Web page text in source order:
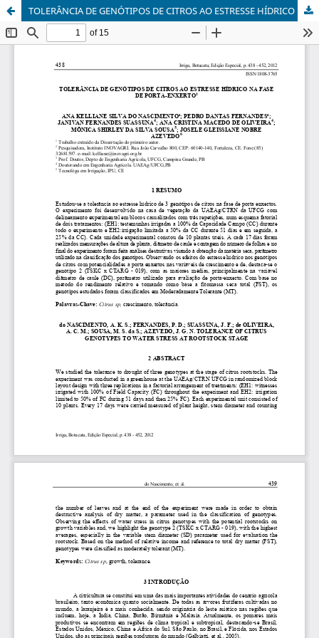
TOLERÂNCIA DE GENÓTIPOS DE CITROS AO ESTRESSE HÍDRICO NA FASE DE PORTA-ENXERTO1